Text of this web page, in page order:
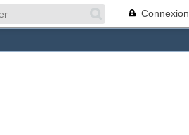
Connexion